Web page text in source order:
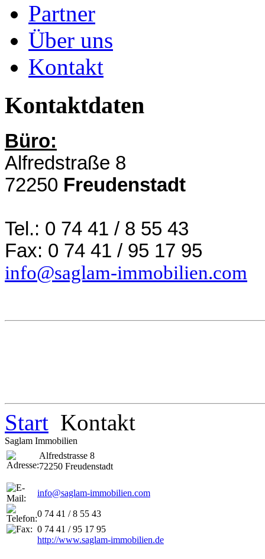
Partner
Über uns
Kontakt
Kontaktdaten
Büro:
Alfredstraße 8
72250 Freudenstadt
Tel.: 0 74 41 / 8 55 43
Fax: 0 74 41 / 95 17 95
info@saglam-immobilien.com
Start Kontakt
Saglam Immobilien
Alfredstrasse 8
72250 Freudenstadt
info@saglam-immobilien.com
0 74 41 / 8 55 43
0 74 41 / 95 17 95
http://www.saglam-immobilien.de